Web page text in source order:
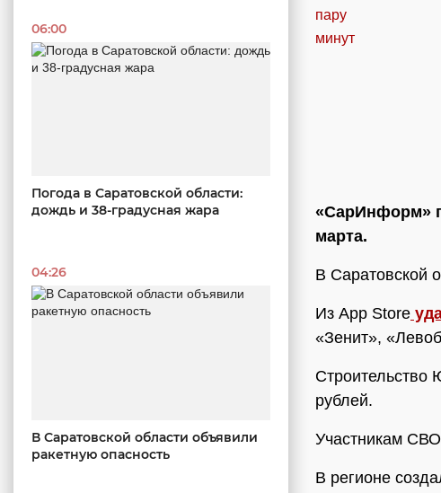
06:00
Погода в Саратовской области:
дождь и 38-градусная жара
04:26
В Саратовской области объявили
ракетную опасность
«СарИнформ»
марта.
В Саратовской
Из App Store
«Зенит»,
Строительство
рублей.
Участникам
В регионе